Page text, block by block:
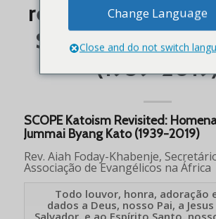
revisitado:
Sra. Jummai
(1939-
SCOPE Katoism Revisited:
Jummai Byang Kato (1939-2019)
Rev. Aiah Foday-Khabenje,
Associação de Evangélicos na África
Todo louvor, honra, adoração
dados a Deus, nosso Pai, a
Change Language
Close and do not switch